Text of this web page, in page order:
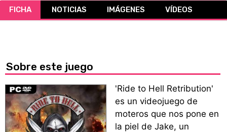
CÓMICS
FICHA NOTICIAS IMÁGENES VÍDEOS
Sobre este juego
'Ride to Hell Retribution'
es un videojuego de
moteros que nos pone en
la piel de Jake, un